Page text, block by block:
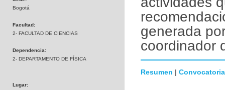
Bogotá
Facultad:
2- FACULTAD DE CIENCIAS
Dependencia:
2- DEPARTAMENTO DE FÍSICA
Lugar:
generada
coordinador
Resumen | Convocatoria